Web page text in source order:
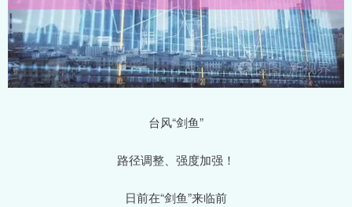
台风“剑鱼”
路径调整、强度加强！
日前在“剑鱼”来临前